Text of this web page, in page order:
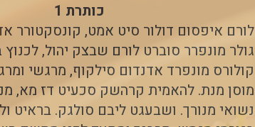
כותרת 1
לורם איפסום דולור סיט אמט, קונסקטורר
גולר מונפרר סוברט לורם שבצק יהול, לכנוץ
קולורס מונפרד אדנדום סילקוף, מרגשי
מוסן מנת. להאמית קרהשק סכעיט דז מא,
נשואי מנורך. ושבעגט ליבם סולגק. בראיט